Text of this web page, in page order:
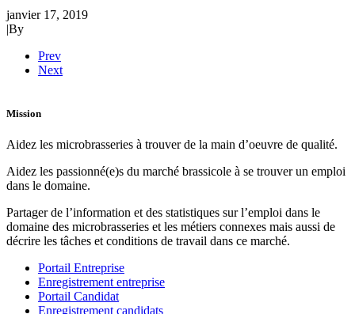
janvier 17, 2019
|By
Prev
Next
Mission
Aidez les microbrasseries à trouver de la main d’oeuvre de qualité.
Aidez les passionné(e)s du marché brassicole à se trouver un emploi
dans le domaine.
Partager de l’information et des statistiques sur l’emploi dans le
domaine des microbrasseries et les métiers connexes mais aussi de
décrire les tâches et conditions de travail dans ce marché.
Portail Entreprise
Enregistrement entreprise
Portail Candidat
Enregistrement candidats